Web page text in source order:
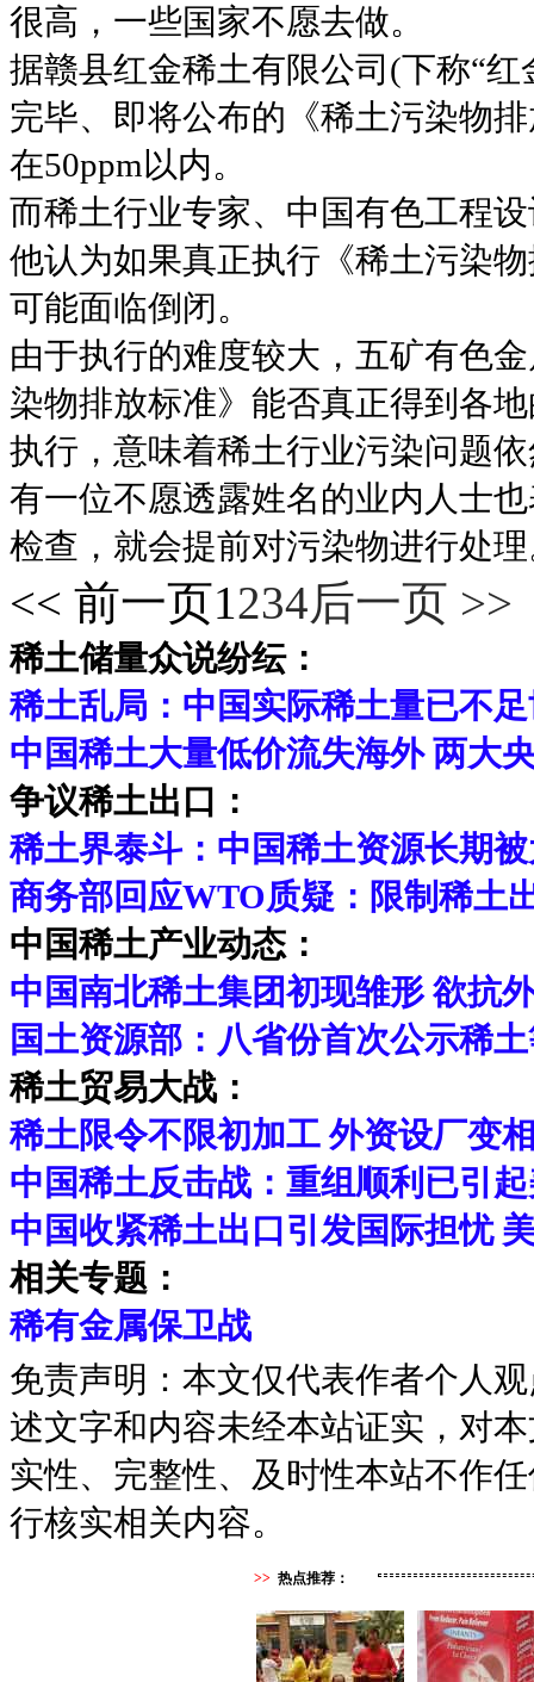
很高，一些国家不愿去做。
据赣县红金稀土有限公司(下称“
完毕、即将公布的《稀土污染物
在50ppm以内。
而稀土行业专家、中国有色工程
他认为如果真正执行《稀土污染
可能面临倒闭。
由于执行的难度较大，五矿有色
染物排放标准》能否真正得到各
执行，意味着稀土行业污染问题
有一位不愿透露姓名的业内人士
检查，就会提前对污染物进行处理
<< 前一页1234后一页 >>
稀土储量众说纷纭：
稀土乱局：中国实际稀土量已不
中国稀土大量低价流失海外 两大
争议稀土出口：
稀土界泰斗：中国稀土资源长期
商务部回应WTO质疑：限制稀土
中国稀土产业动态：
中国南北稀土集团初现雏形 欲抗
国土资源部：八省份首次公示稀
稀土贸易大战：
稀土限令不限初加工 外资设厂变
中国稀土反击战：重组顺利已引
中国收紧稀土出口引发国际担忧
相关专题：
稀有金属保卫战
免责声明：本文仅代表作者个人
述文字和内容未经本站证实，对
实性、完整性、及时性本站不作
行核实相关内容。
>> 热点推荐：